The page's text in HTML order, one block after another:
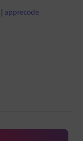
| apprecode